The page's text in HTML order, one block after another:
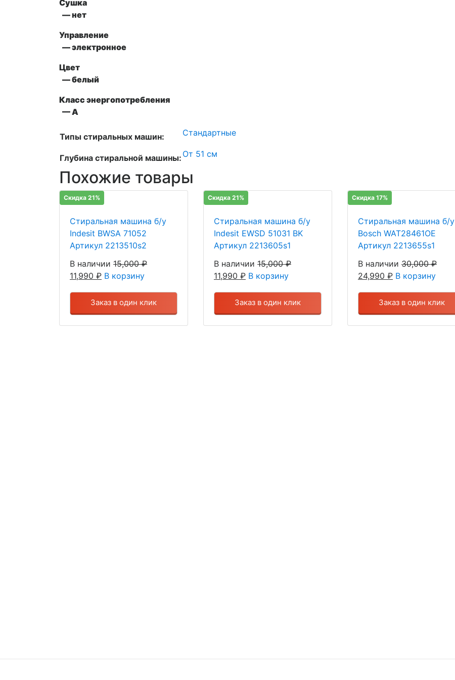
Сушка
— нет
Управление
— электронное
Цвет
— белый
Класс энергопотребления
— A
Типы стиральных машин: Стандартные
Глубина стиральной машины: От 51 см
Похожие товары
Скидка 21%
Стиральная машина б/у
Indesit BWSA 71052
Артикул 2213510s2
В наличии 15,000₽
11,990 ₽ В корзину
Заказ в один клик
Скидка 21%
Стиральная машина б/у
Indesit EWSD 51031 BK
Артикул 2213605s1
В наличии 15,000₽
11,990 ₽ В корзину
Заказ в один клик
Скидка 17%
Стиральная машина б/у
Bosch WAT28461OE
Артикул 2213655s1
В наличии 30,000₽
24,990 ₽ В корзину
Заказ в один клик